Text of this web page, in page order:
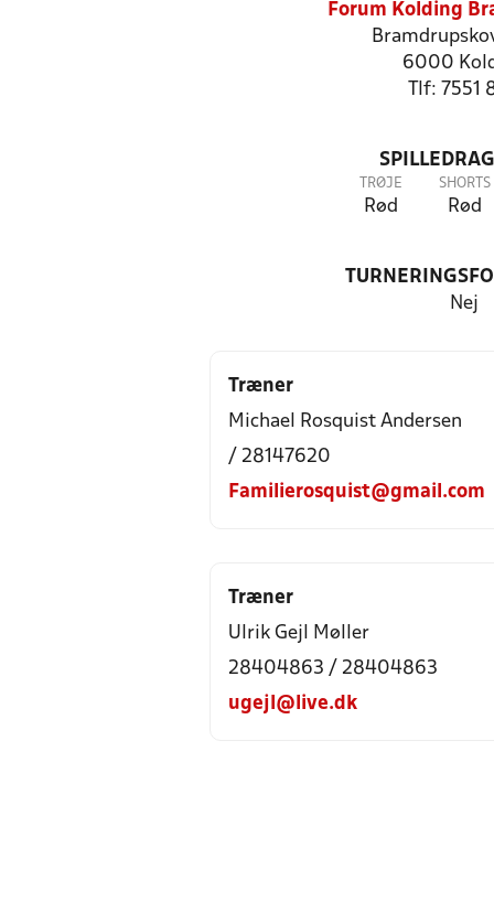
Forum Kolding
6000
Tlf: 7551
TRØJE
Rød
SHORTS
Rød
Nej
Træner
Michael Rosquist Andersen
/ 28147620
Familierosquist@gmail.com
Træner
Ulrik Gejl Møller
28404863 / 28404863
ugejl@live.dk